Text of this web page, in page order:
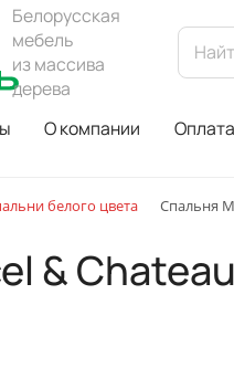
Белорусская
мебель
из массива
дерева
О компании
белого цвета Спальня
&